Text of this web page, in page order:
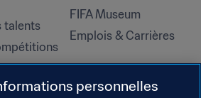
talents
lutte contre
FIFA Museum
Emplois & Carrières
personnelles